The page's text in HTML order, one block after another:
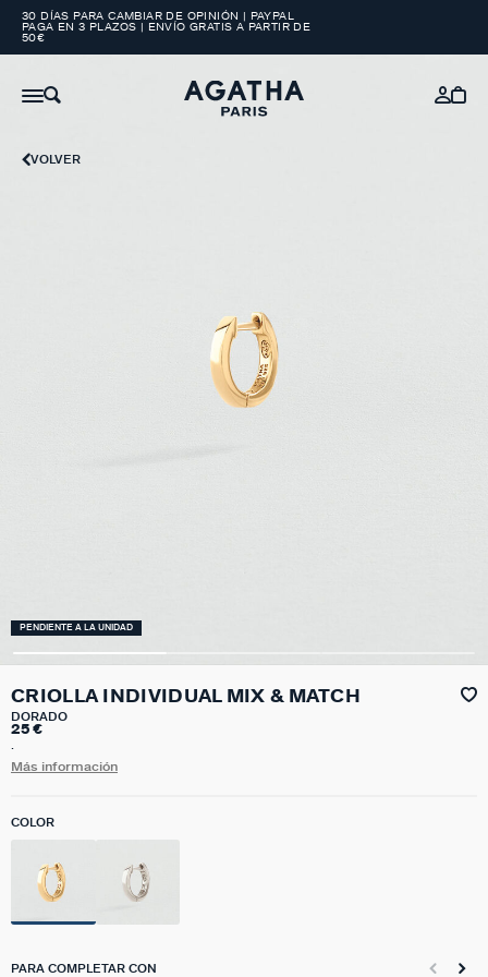
30 DÍAS PARA CAMBIAR DE OPINIÓN | PAYPAL
PAGA EN 3 PLAZOS | ENVÍO GRATIS A PARTIR DE
50€
VOLVER
PENDIENTE A LA UNIDAD
CRIOLLA INDIVIDUAL MIX & MATCH
DORADO
25 €
.
Más información
COLOR
PARA COMPLETAR CON